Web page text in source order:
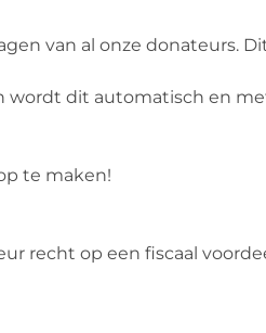
van al onze donateurs.
wordt dit automatisch en
te maken!
recht op een fiscaal